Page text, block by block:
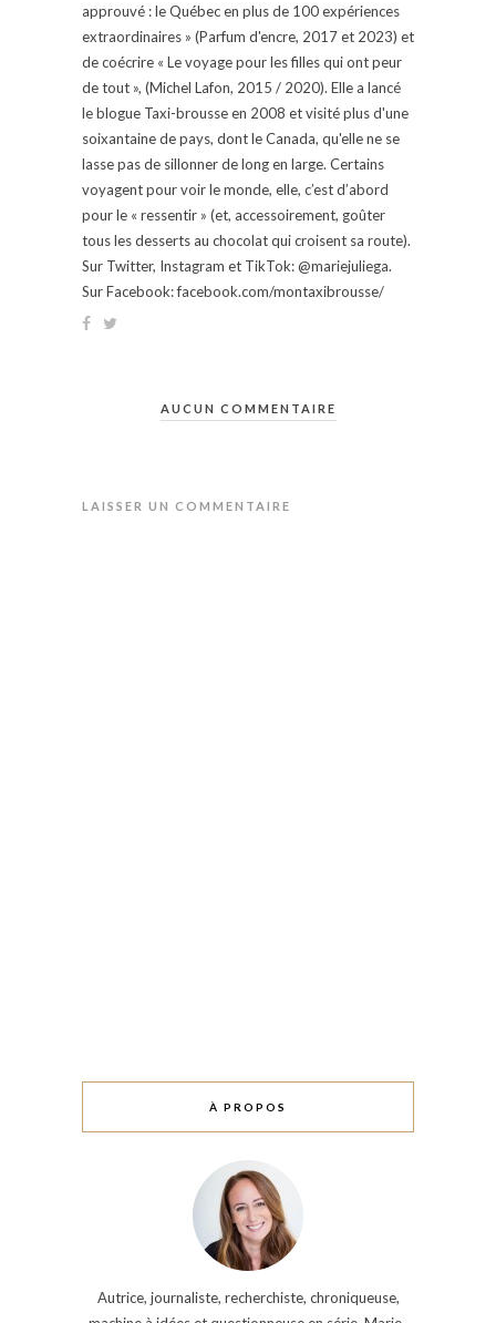
approuvé : le Québec en plus de 100 expériences
extraordinaires » (Parfum d'encre, 2017 et 2023) et
de coécrire « Le voyage pour les filles qui ont peur
de tout », (Michel Lafon, 2015 / 2020). Elle a lancé
le blogue Taxi-brousse en 2008 et visité plus d'une
soixantaine de pays, dont le Canada, qu'elle ne se
lasse pas de sillonner de long en large. Certains
voyagent pour voir le monde, elle, c’est d’abord
pour le « ressentir » (et, accessoirement, goûter
tous les desserts au chocolat qui croisent sa route).
Sur Twitter, Instagram et TikTok: @mariejuliega.
Sur Facebook: facebook.com/montaxibrousse/
AUCUN COMMENTAIRE
LAISSER UN COMMENTAIRE
À PROPOS
Autrice, journaliste, recherchiste, chroniqueuse,